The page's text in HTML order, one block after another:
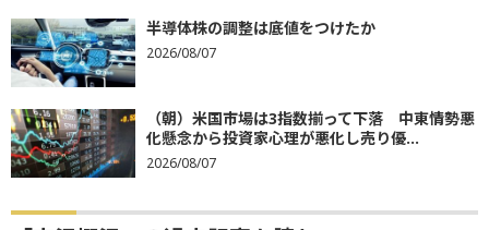
半導体株の調整は底値をつけたか
2026/08/07
（朝）米国市場は3指数揃って下落 中東情勢悪
化懸念から投資家心理が悪化し売り優...
2026/08/07